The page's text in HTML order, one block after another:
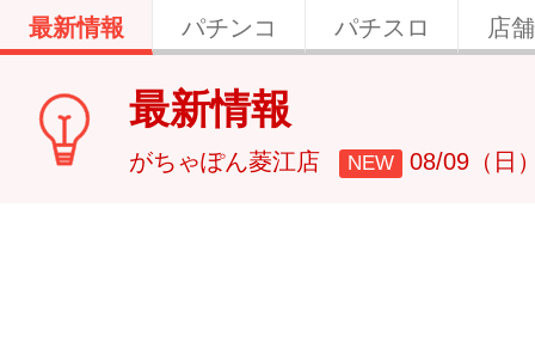
最新情報 パチンコ パチスロ 店
最新情報
がちゃぽん菱江店 NEW 08/09（日